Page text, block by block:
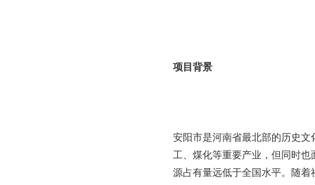
项目背景
安阳市是河南省最北部的历史
工、煤化等重要产业，但同时
源占有量远低于全国水平。随